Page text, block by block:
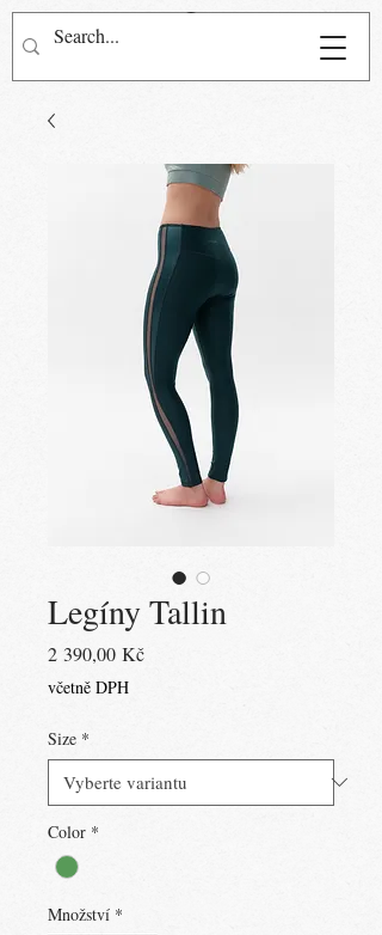
Přihlásit se
Legíny Tallin
2 390,00 KčCena
včetně DPH
Size *
Color *
Množství *